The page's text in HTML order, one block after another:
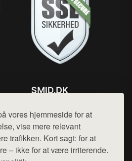
vores hjemmeside for at
vise mere relevant
trafikken. Kort sagt: for at
– ikke for at være irriterende.
SMID.DK
Mail: hej@want.dk
Cookie- og privatlivspolitik